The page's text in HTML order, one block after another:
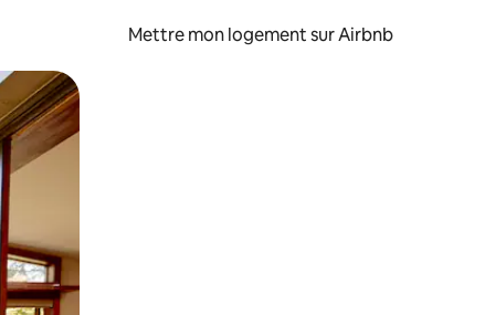
Mettre mon logement sur Airbnb